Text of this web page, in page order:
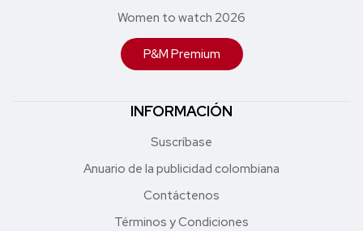
Women to watch 2026
P&M Premium
INFORMACIÓN
Suscríbase
Anuario de la publicidad colombiana
Contáctenos
Términos y Condiciones